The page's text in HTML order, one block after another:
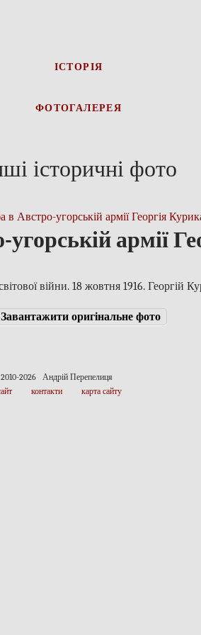
ІСТОРІЯ
ФОТОГАЛЕРЕЯ
історичні фото
армії
війни. 18 жовтня 1916. Георгій
Завантажити оригінальне фото
2026 Андрій Перепелиця
контакти карта сайту